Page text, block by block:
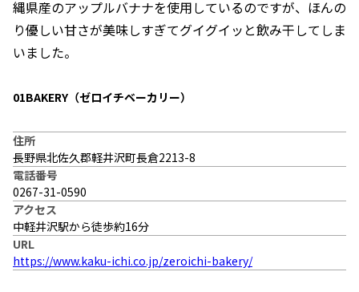
縄県産のアップルバナナを使用しているのですが、ほんの
り優しい甘さが美味しすぎてグイグイッと飲み干してしま
いました。
01BAKERY（ゼロイチベーカリー）
住所
長野県北佐久郡軽井沢町長倉2213-8
電話番号
0267-31-0590
アクセス
中軽井沢駅から徒歩約16分
URL
https://www.kaku-ichi.co.jp/zeroichi-bakery/